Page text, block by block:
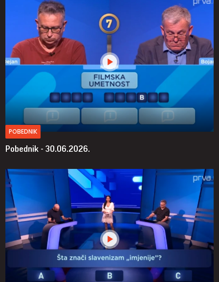
POBEDNIK
Pobednik - 30.06.2026.